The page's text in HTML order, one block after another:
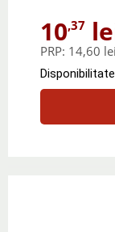
10,37
PRP: 14,60 lei